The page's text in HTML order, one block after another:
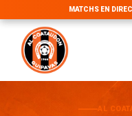
MATCHS EN
AL